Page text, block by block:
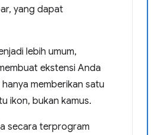
yang dapat
lebih umum,
ekstensi Anda
memberikan satu
ikon, bukan kamus.
secara terprogram